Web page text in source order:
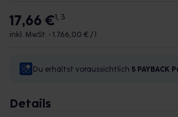
17,66 €1, 3
inkl. MwSt. • 1.766,00 € / l
Du erhältst voraussichtlich 5 PAYBACK
Details